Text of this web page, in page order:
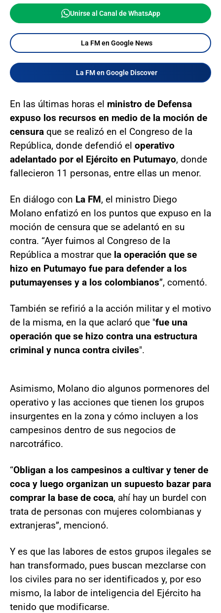
Unirse al Canal de WhatsApp
La FM en Google News
La FM en Google Discover
En las últimas horas el ministro de Defensa
expuso los recursos en medio de la moción de
censura que se realizó en el Congreso de la
República, donde defendió el operativo
adelantado por el Ejército en Putumayo, donde
fallecieron 11 personas, entre ellas un menor.
En diálogo con La FM, el ministro Diego
Molano enfatizó en los puntos que expuso en la
moción de censura que se adelantó en su
contra. “Ayer fuimos al Congreso de la
República a mostrar que la operación que se
hizo en Putumayo fue para defender a los
putumayenses y a los colombianos”, comentó.
También se refirió a la acción militar y el motivo
de la misma, en la que aclaró que "fue una
operación que se hizo contra una estructura
criminal y nunca contra civiles".
Asimismo, Molano dio algunos pormenores del
operativo y las acciones que tienen los grupos
insurgentes en la zona y cómo incluyen a los
campesinos dentro de sus negocios de
narcotráfico.
“Obligan a los campesinos a cultivar y tener de
coca y luego organizan un supuesto bazar para
comprar la base de coca, ahí hay un burdel con
trata de personas con mujeres colombianas y
extranjeras”, mencionó.
Y es que las labores de estos grupos ilegales se
han transformado, pues buscan mezclarse con
los civiles para no ser identificados y, por eso
mismo, la labor de inteligencia del Ejército ha
tenido que modificarse.